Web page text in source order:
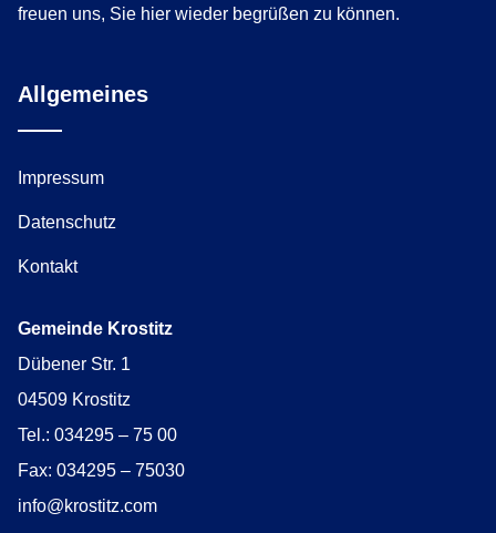
freuen uns, Sie hier wieder begrüßen zu können.
Allgemeines
Impressum
Datenschutz
Kontakt
Gemeinde Krostitz
Dübener Str. 1
04509 Krostitz
Tel.: 034295 – 75 00
Fax: 034295 – 75030
info@krostitz.com